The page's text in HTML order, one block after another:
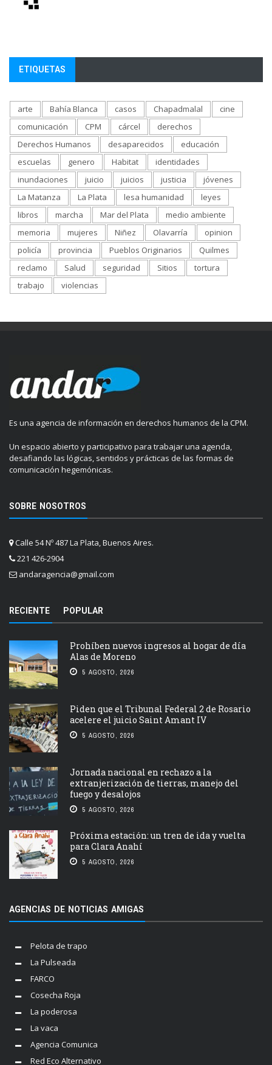
ETIQUETAS
arte Bahía Blanca casos Chapadmalal
cine
comunicación
CPM cárcel
derechos
Derechos Humanos
desaparecidos
educación
escuelas
genero Habitat
identidades
inundaciones
juicio juicios justicia
jóvenes
La Matanza
La Plata lesa humanidad
leyes
libros
marcha Mar del Plata
medio ambiente
memoria
mujeres Niñez Olavarría
opinion
policía
provincia Pueblos Originarios
Quilmes
reclamo
Salud seguridad Sitios
tortura
trabajo
violencias
Es una agencia de información en derechos humanos de la CPM.
Un espacio abierto y participativo para trabajar una agenda,
desafiando las lógicas, sentidos y prácticas de las formas de
comunicación hegemónicas.
SOBRE NOSOTROS
Calle 54 Nº 487 La Plata, Buenos Aires.
221 426-2904
andaragencia@gmail.com
RECIENTE POPULAR
Prohíben nuevos ingresos al hogar de día
Alas de Moreno
5 AGOSTO, 2026
Piden que el Tribunal Federal 2 de Rosario
acelere el juicio Saint Amant IV
5 AGOSTO, 2026
Jornada nacional en rechazo a la
extranjerización de tierras, manejo del
fuego y desalojos
5 AGOSTO, 2026
Próxima estación: un tren de ida y vuelta
para Clara Anahí
5 AGOSTO, 2026
AGENCIAS DE NOTICIAS AMIGAS
Pelota de trapo
La Pulseada
FARCO
Cosecha Roja
La poderosa
La vaca
Agencia Comunica
Red Eco Alternativo